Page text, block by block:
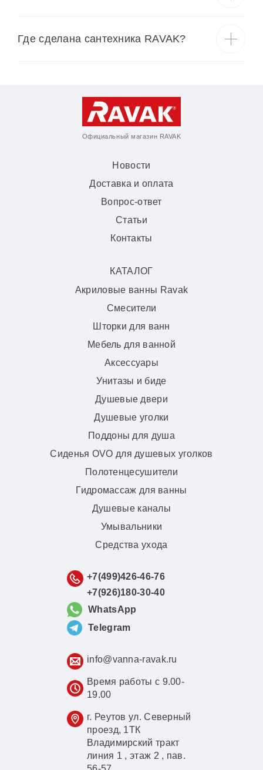
Где сделана сантехника RAVAK?
Официальный магазин RAVAK
Новости
Доставка и оплата
Вопрос-ответ
Статьи
Контакты
КАТАЛОГ
Акриловые ванны Ravak
Смесители
Шторки для ванн
Мебель для ванной
Аксессуары
Унитазы и биде
Душевые двери
Душевые уголки
Поддоны для душа
Сиденья OVO для душевых уголков
Полотенцесушители
Гидромассаж для ванны
Душевые каналы
Умывальники
Средства ухода
+7(499)426-46-76
+7(926)180-30-40
WhatsApp
Telegram
info@vanna-ravak.ru
Время работы с 9.00-
19.00
г. Реутов ул. Северный
проезд, 1ТК
Владимирский тракт
линия 1 , этаж 2 , пав.